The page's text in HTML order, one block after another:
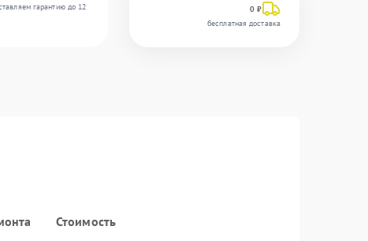
гарантию до 12
0 ₽
бесплатная доставка
Стоимость